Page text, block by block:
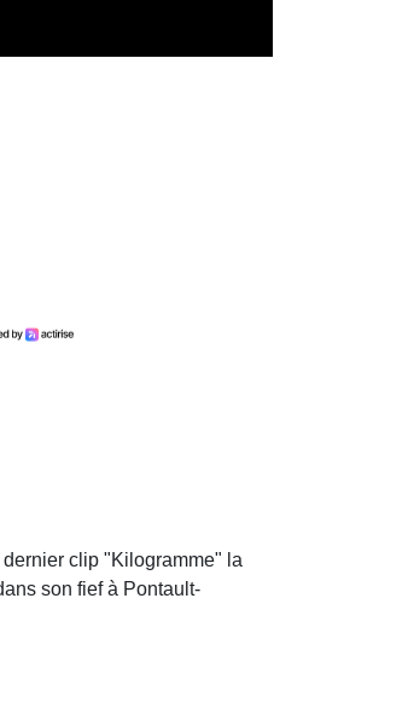
clip "Kilogramme" la
son fief à Pontault-